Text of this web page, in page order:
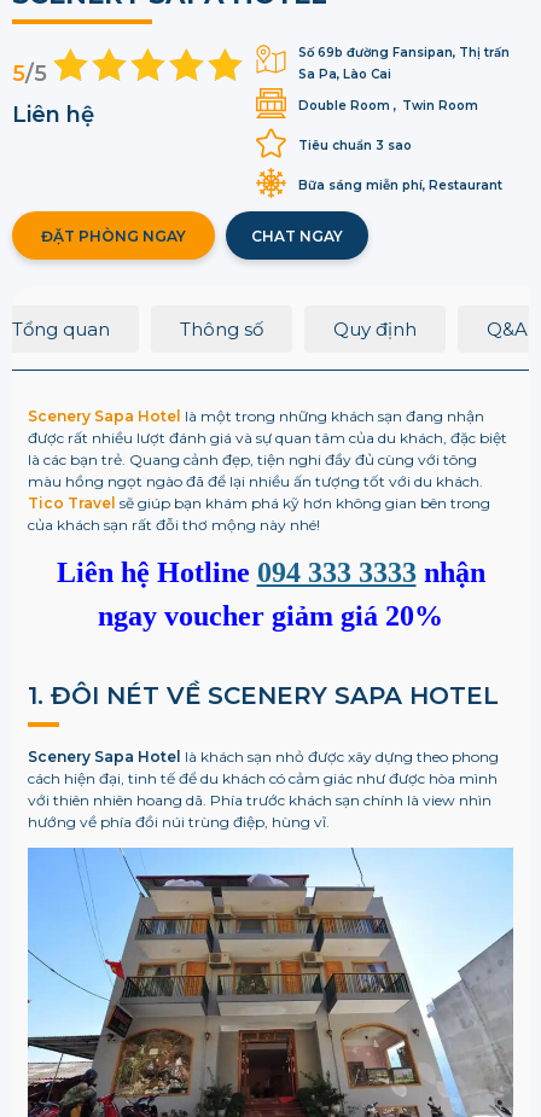
Số 69b đường Fansipan, Thị trấn
Sa Pa, Lào Cai
Double Room
Twin Room
Tiêu chuẩn 3 sao
Bữa sáng miễn phí, Restaurant
5/5
Liên hệ
ĐẶT PHÒNG NGAY CHAT NGAY
Tổng quan Thông số Quy định Q&A
Scenery Sapa Hotel là một trong những khách sạn đang nhận
được rất nhiều lượt đánh giá và sự quan tâm của du khách, đặc biệt
là các bạn trẻ. Quang cảnh đẹp, tiện nghi đầy đủ cùng với tông
màu hồng ngọt ngào đã để lại nhiều ấn tượng tốt với du khách.
Tico Travel sẽ giúp bạn khám phá kỹ hơn không gian bên trong
của khách sạn rất đỗi thơ mộng này nhé!
Liên hệ Hotline 094 333 3333 nhận
ngay voucher giảm giá 20%
1. ĐÔI NÉT VỀ SCENERY SAPA HOTEL
Scenery Sapa Hotel là khách sạn nhỏ được xây dựng theo phong
cách hiện đại, tinh tế để du khách có cảm giác như được hòa mình
với thiên nhiên hoang dã. Phía trước khách sạn chính là view nhìn
hướng về phía đồi núi trùng điệp, hùng vĩ.